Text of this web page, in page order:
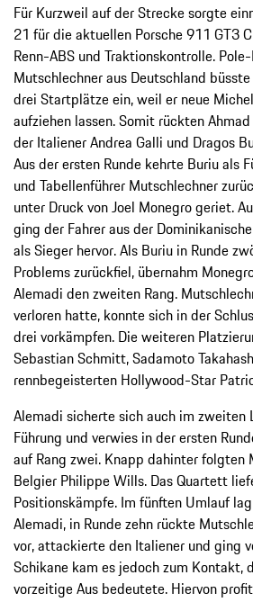
Für Kurzweil auf der Strecke sorgte
21 für die aktuellen Porsche 911 GT3
Renn-ABS und Traktionskontrolle.
Mutschlechner aus Deutschland
drei Startplätze ein, weil er neue
aufziehen lassen. Somit rückten
der Italiener Andrea Galli und Dragos
Aus der ersten Runde kehrte Buriu als
und Tabellenführer Mutschlechner
unter Druck von Joel Monegro geriet.
ging der Fahrer aus der
als Sieger hervor. Als Buriu in Runde
Problems zurückfiel, übernahm
Alemadi den zweiten Rang.
verloren hatte, konnte sich in der
drei vorkämpfen. Die weiteren
Sebastian Schmitt, Sadamoto
rennbegeisterten Hollywood-Star
Alemadi sicherte sich auch im zweiten
Führung und verwies in der ersten
auf Rang zwei. Knapp dahinter folgten
Belgier Philippe Wills. Das Quartett
Positionskämpfe. Im fünften Umlauf
Alemadi, in Runde zehn rückte
vor, attackierte den Italiener und ging
Schikane kam es jedoch zum Kontakt,
vorzeitige Aus bedeutete. Hiervon